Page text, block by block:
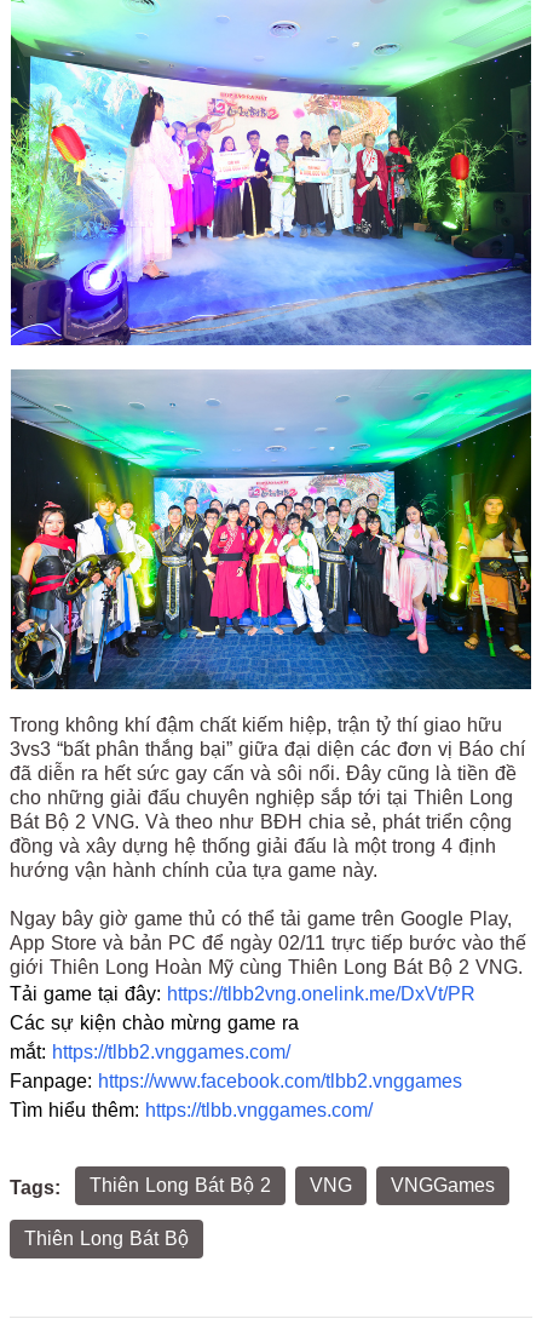
Trong không khí đậm chất kiếm hiệp, trận tỷ thí giao hữu
3vs3 “bất phân thắng bại” giữa đại diện các đơn vị Báo chí
đã diễn ra hết sức gay cấn và sôi nổi. Đây cũng là tiền đề
cho những giải đấu chuyên nghiệp sắp tới tại Thiên Long
Bát Bộ 2 VNG. Và theo như BĐH chia sẻ, phát triển cộng
đồng và xây dựng hệ thống giải đấu là một trong 4 định
hướng vận hành chính của tựa game này.
Ngay bây giờ game thủ có thể tải game trên Google Play,
App Store và bản PC để ngày 02/11 trực tiếp bước vào thế
giới Thiên Long Hoàn Mỹ cùng Thiên Long Bát Bộ 2 VNG.
Tải game tại đây: https://tlbb2vng.onelink.me/DxVt/PR
Các sự kiện chào mừng game ra
mắt: https://tlbb2.vnggames.com/
Fanpage: https://www.facebook.com/tlbb2.vnggames
Tìm hiểu thêm: https://tlbb.vnggames.com/
Tags: Thiên Long Bát Bộ 2 VNG VNGGames
Thiên Long Bát Bộ